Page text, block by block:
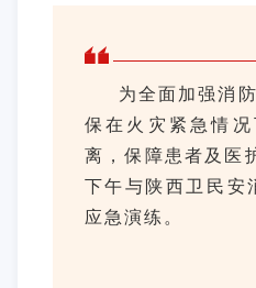
为全面加强消
保在火灾紧急情
离，保障患者及医
下午与陕西卫民安
应急演练。